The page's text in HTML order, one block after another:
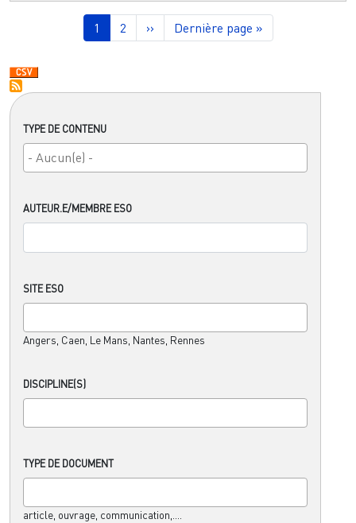
TYPE DE CONTENU
AUTEUR.E/MEMBRE ESO
SITE ESO
Angers, Caen, Le Mans, Nantes, Rennes
DISCIPLINE(S)
TYPE DE DOCUMENT
article, ouvrage, communication,....
Pagination
Page courante
1 Page
2 Page suivante
›› Dernière page
Dernière page »